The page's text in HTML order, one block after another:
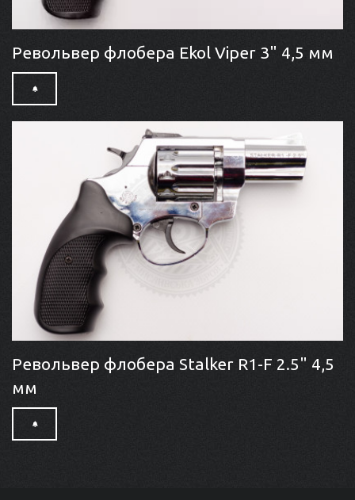
Револьвер флобера Ekol Viper 3" 4,5 мм
Револьвер флобера Stalker R1-F 2.5" 4,5
мм